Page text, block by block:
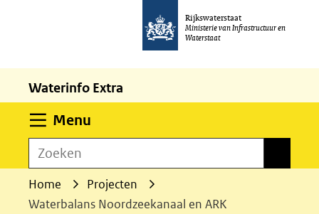
worden
toegestaan
geweigerd.
Rijkswaterstaat
Ministerie van Infrastructuur en
Waterstaat
Waterinfo Extra
Menu
Zoeken
Home
Projecten
Waterbalans Noordzeekanaal en ARK